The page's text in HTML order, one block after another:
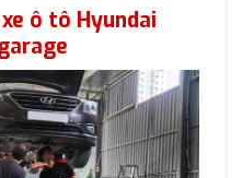
ô tô Hyundai